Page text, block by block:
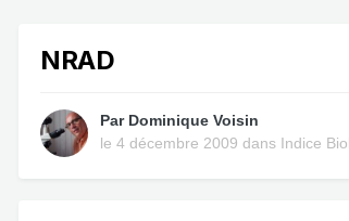
NRAD
Par Dominique Voisin
le 4 décembre 2009 dans Indice